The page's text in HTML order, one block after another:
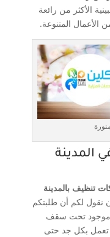
الأكثر من رائعة
الأعمال المتنوعة.
المدينة
تنظيف بالمدينة
لكم أن طلبتكم
موجود تحت سقف
تعمل بكل جد حتى